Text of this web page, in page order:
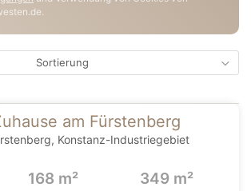
Sortierung
am Fürstenberg
Konstanz-Industriegebiet
168 m² 349 m²